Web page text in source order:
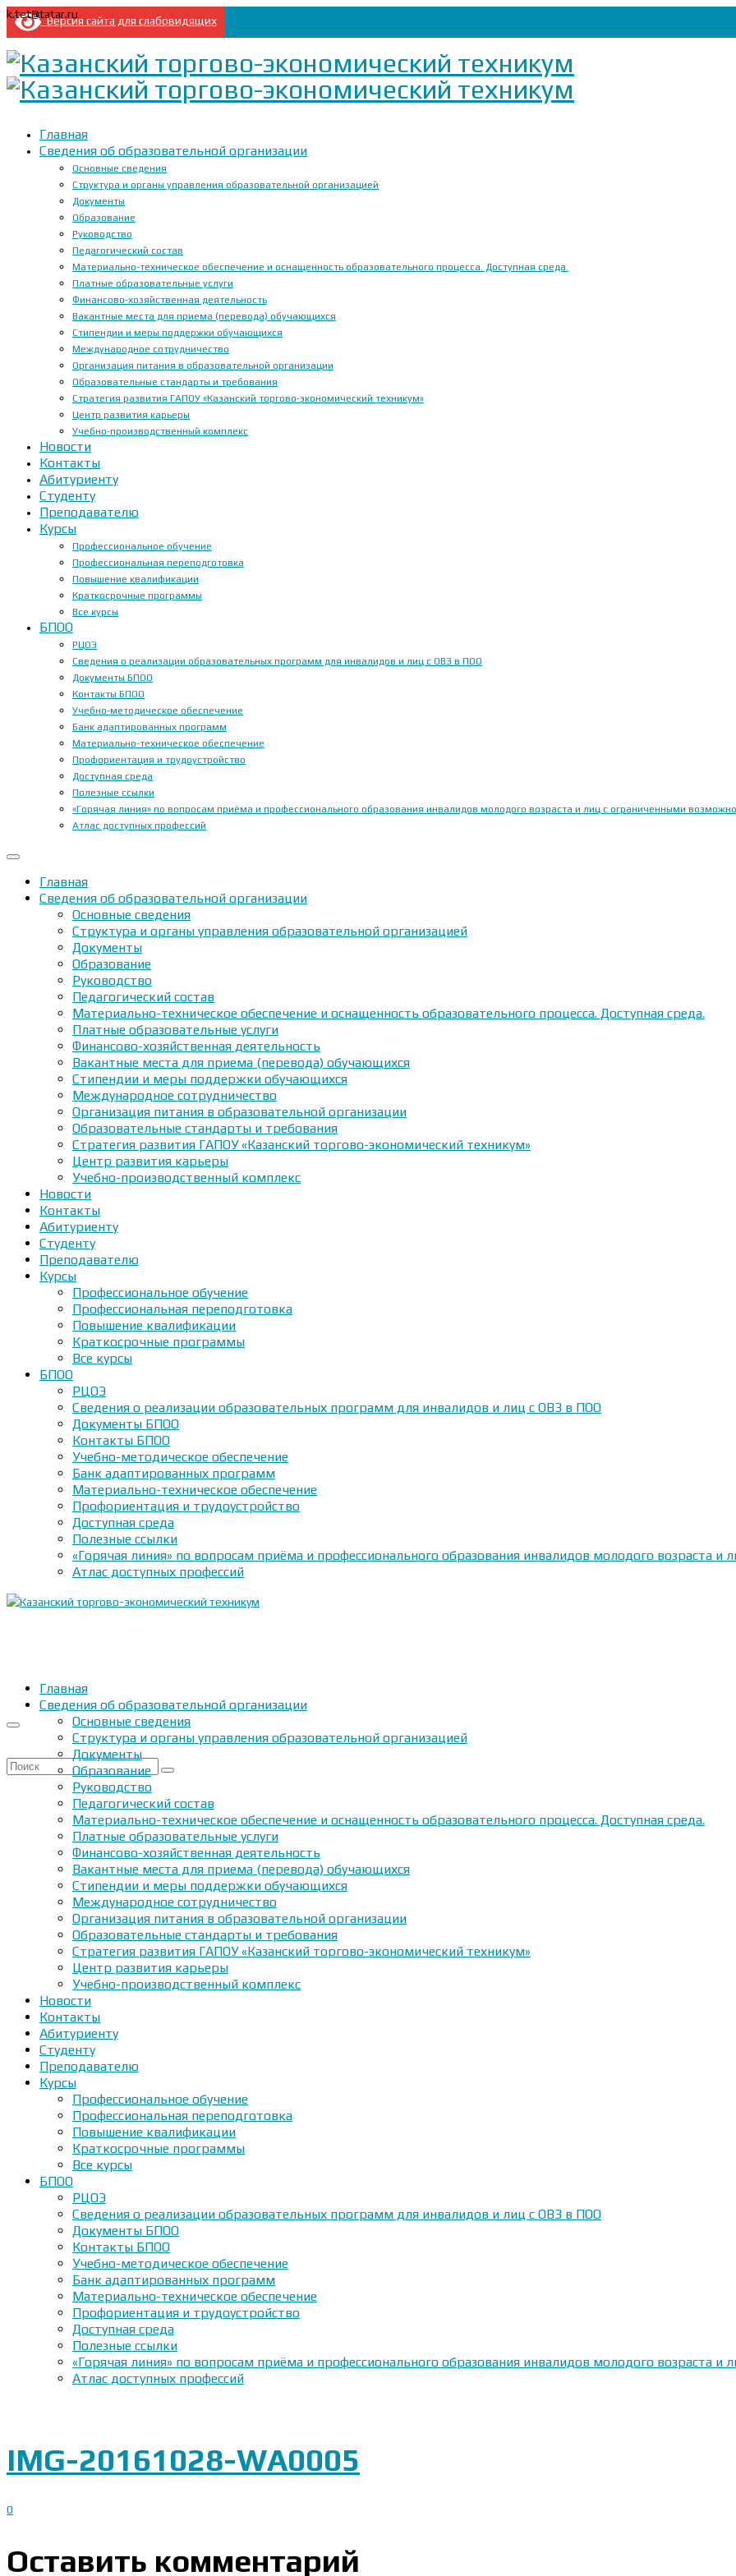
Версия сайта для слабовидящих
k.tet@tatar.ru
Главная
Сведения об образовательной организации
Основные сведения
Структура и органы управления образовательной организацией
Документы
Образование
Руководство
Педагогический состав
Материально-техническое обеспечение и оснащенность образовательного процесса. Доступная среда.
Платные образовательные услуги
Финансово-хозяйственная деятельность
Вакантные места для приема (перевода) обучающихся
Стипендии и меры поддержки обучающихся
Международное сотрудничество
Организация питания в образовательной организации
Образовательные стандарты и требования
Стратегия развития ГАПОУ «Казанский торгово-экономический техникум»
Центр развития карьеры
Учебно-производственный комплекс
Новости
Контакты
Абитуриенту
Студенту
Преподавателю
Курсы
Профессиональное обучение
Профессиональная переподготовка
Повышение квалификации
Краткосрочные программы
Все курсы
БПОО
РЦОЭ
Сведения о реализации образовательных программ для инвалидов и лиц с ОВЗ в ПОО
Документы БПОО
Контакты БПОО
Учебно-методическое обеспечение
Банк адаптированных программ
Материально-техническое обеспечение
Профориентация и трудоустройство
Доступная среда
Полезные ссылки
«Горячая линия» по вопросам приёма и профессионального образования инвалидов молодого возраста и лиц с ограниченными
Атлас доступных профессий
Главная
Сведения об образовательной организации
Основные сведения
Структура и органы управления образовательной организацией
Документы
Образование
Руководство
Педагогический состав
Материально-техническое обеспечение и оснащенность образовательного процесса. Доступная среда.
Платные образовательные услуги
Финансово-хозяйственная деятельность
Вакантные места для приема (перевода) обучающихся
Стипендии и меры поддержки обучающихся
Международное сотрудничество
Организация питания в образовательной организации
Образовательные стандарты и требования
Стратегия развития ГАПОУ «Казанский торгово-экономический техникум»
Центр развития карьеры
Учебно-производственный комплекс
Новости
Контакты
Абитуриенту
Студенту
Преподавателю
Курсы
Профессиональное обучение
Профессиональная переподготовка
Повышение квалификации
Краткосрочные программы
Все курсы
БПОО
РЦОЭ
Сведения о реализации образовательных программ для инвалидов и лиц с ОВЗ в ПОО
Документы БПОО
Контакты БПОО
Учебно-методическое обеспечение
Банк адаптированных программ
Материально-техническое обеспечение
Профориентация и трудоустройство
Доступная среда
Полезные ссылки
«Горячая линия» по вопросам приёма и профессионального образования инвалидов молодого возраста
Атлас доступных профессий
Искать:
Главная
Сведения об образовательной организации
Основные сведения
Структура и органы управления образовательной организацией
Документы
Образование
Руководство
Педагогический состав
Материально-техническое обеспечение и оснащенность образовательного процесса. Доступная среда.
Платные образовательные услуги
Финансово-хозяйственная деятельность
Вакантные места для приема (перевода) обучающихся
Стипендии и меры поддержки обучающихся
Международное сотрудничество
Организация питания в образовательной организации
Образовательные стандарты и требования
Стратегия развития ГАПОУ «Казанский торгово-экономический техникум»
Центр развития карьеры
Учебно-производственный комплекс
Новости
Контакты
Абитуриенту
Студенту
Преподавателю
Курсы
Профессиональное обучение
Профессиональная переподготовка
Повышение квалификации
Краткосрочные программы
Все курсы
БПОО
РЦОЭ
Сведения о реализации образовательных программ для инвалидов и лиц с ОВЗ в ПОО
Документы БПОО
Контакты БПОО
Учебно-методическое обеспечение
Банк адаптированных программ
Материально-техническое обеспечение
Профориентация и трудоустройство
Доступная среда
Полезные ссылки
«Горячая линия» по вопросам приёма и профессионального образования инвалидов молодого возраста
Атлас доступных профессий
IMG-20161028-WA0005
0
Оставить комментарий